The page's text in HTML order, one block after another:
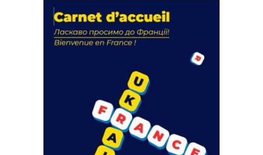
actions
18 septembre 2023
FEUILLETER